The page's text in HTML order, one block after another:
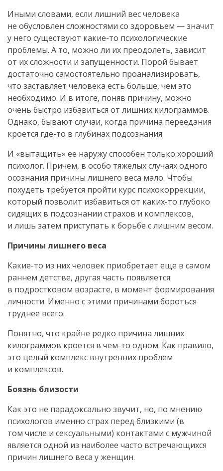
Иными словами, если лишний вес человека
не обусловлен сложностями со здоровьем — значит
у него существуют какие-то психологические
проблемы. А то, можно ли их преодолеть, зависит
от их сложности и запущенности. Порой бывает
достаточно самостоятельно проанализировать,
что заставляет человека есть больше, чем это
необходимо. И в итоге, поняв причину, можно
очень быстро избавиться от лишних килограммов.
Однако, бывают случаи, когда причина переедания
кроется где-то в глубинах подсознания.
И «вытащить» ее наружу способен только хороший
психолог. Причем, в особо тяжелых случаях одного
осознания причины лишнего веса мало. Чтобы
похудеть требуется пройти курс психокоррекции,
который позволит избавиться от каких-то глубоко
сидящих в подсознании страхов и комплексов,
и лишь затем приступать к борьбе с лишним весом.
Причины лишнего веса
Какие-то из них человек приобретает еще в самом
раннем детстве, другая часть появляется
в подростковом возрасте, в момент формирования
личности. Именно с этими причинами бороться
труднее всего.
Понятно, что крайне редко причина лишних
килограммов кроется в чем-то одном. Как правило,
это целый комплекс внутренних проблем
и комплексов.
Боязнь близости
Как это не парадоксально звучит, но, по мнению
психологов именно страх перед близкими (в
том числе и сексуальными) контактами с мужчиной
является одной из наиболее часто встречающихся
причин лишнего веса у женщин.